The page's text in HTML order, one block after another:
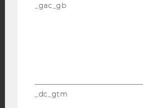
DATENSCHUTZERKLÄRUNG
_gac_gb
_dc_gtm